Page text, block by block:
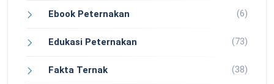
Ebook Peternakan (6)
Edukasi Peternakan (73)
Fakta Ternak (38)